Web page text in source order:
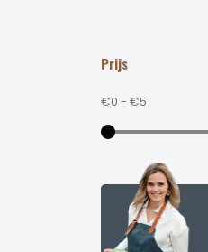
Prijs
€0 - €5